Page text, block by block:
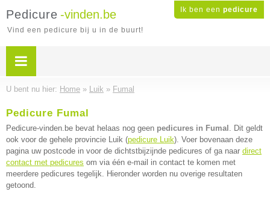
Ik ben een pedicure
Pedicure -vinden.be
Vind een pedicure bij u in de buurt!
U bent nu hier: Home » Luik » Fumal
Pedicure Fumal
Pedicure-vinden.be bevat helaas nog geen pedicures in Fumal . Dit geldt
ook voor de gehele provincie Luik (pedicure Luik). Voer bovenaan deze
pagina uw postcode in voor de dichtstbijzijnde pedicures of ga naar direct
contact met pedicures om via één e-mail in contact te komen met
meerdere pedicures tegelijk. Hieronder worden nu overige resultaten
getoond.